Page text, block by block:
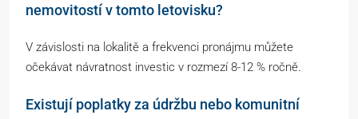
nemovitostí v tomto letovisku?
V závislosti na lokalitě a frekvenci pronájmu můžete
očekávat návratnost investic v rozmezí 8-12 % ročně.
Existují poplatky za údržbu nebo komunitní